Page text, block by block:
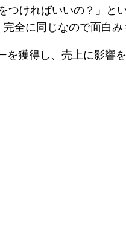
つければいいの？」
全に同じなので面白